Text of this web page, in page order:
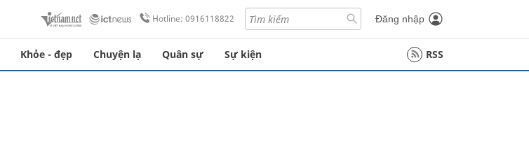
Hotline: 0916118822 Đăng nhập
Khỏe - đẹp Chuyện lạ Quân sự Sự kiện RSS